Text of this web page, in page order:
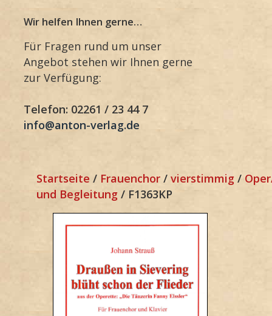
Wir helfen Ihnen gerne…
Für Fragen rund um unser
Angebot stehen wir Ihnen gerne
zur Verfügung:
Telefon: 02261 / 23 44 7
info@anton-verlag.de
Startseite / Frauenchor / vierstimmig /
und Begleitung / F1363KP